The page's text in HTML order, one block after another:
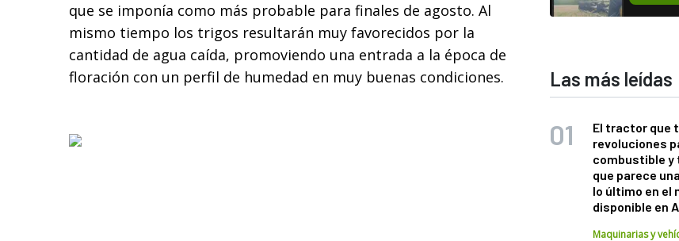
que se imponía como más probable para finales de agosto. Al
mismo tiempo los trigos resultarán muy favorecidos por la
cantidad de agua caída, promoviendo una entrada a la época de
floración con un perfil de humedad en muy buenas condiciones.
Las más leídas
El tractor que
revoluciones
combustible y
que parece
lo último en el
disponible en
Maquinarias y